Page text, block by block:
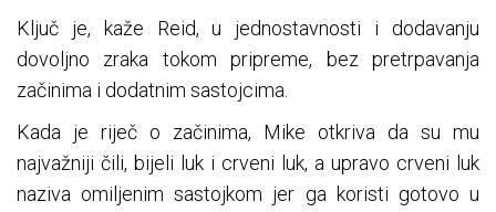
Ključ je, kaže Reid, u jednostavnosti i dodavanju
dovoljno zraka tokom pripreme, bez pretrpavanja
začinima i dodatnim sastojcima.
Kada je riječ o začinima, Mike otkriva da su mu
najvažniji čili, bijeli luk i crveni luk, a upravo crveni luk
naziva omiljenim sastojkom jer ga koristi gotovo u